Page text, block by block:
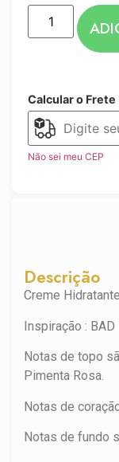
Descrição
Creme Hidratante
Inspiração : BAD
Notas de topo
Pimenta Rosa.
Notas de
Notas de fundo
Calcular o Frete
Não sei meu CEP